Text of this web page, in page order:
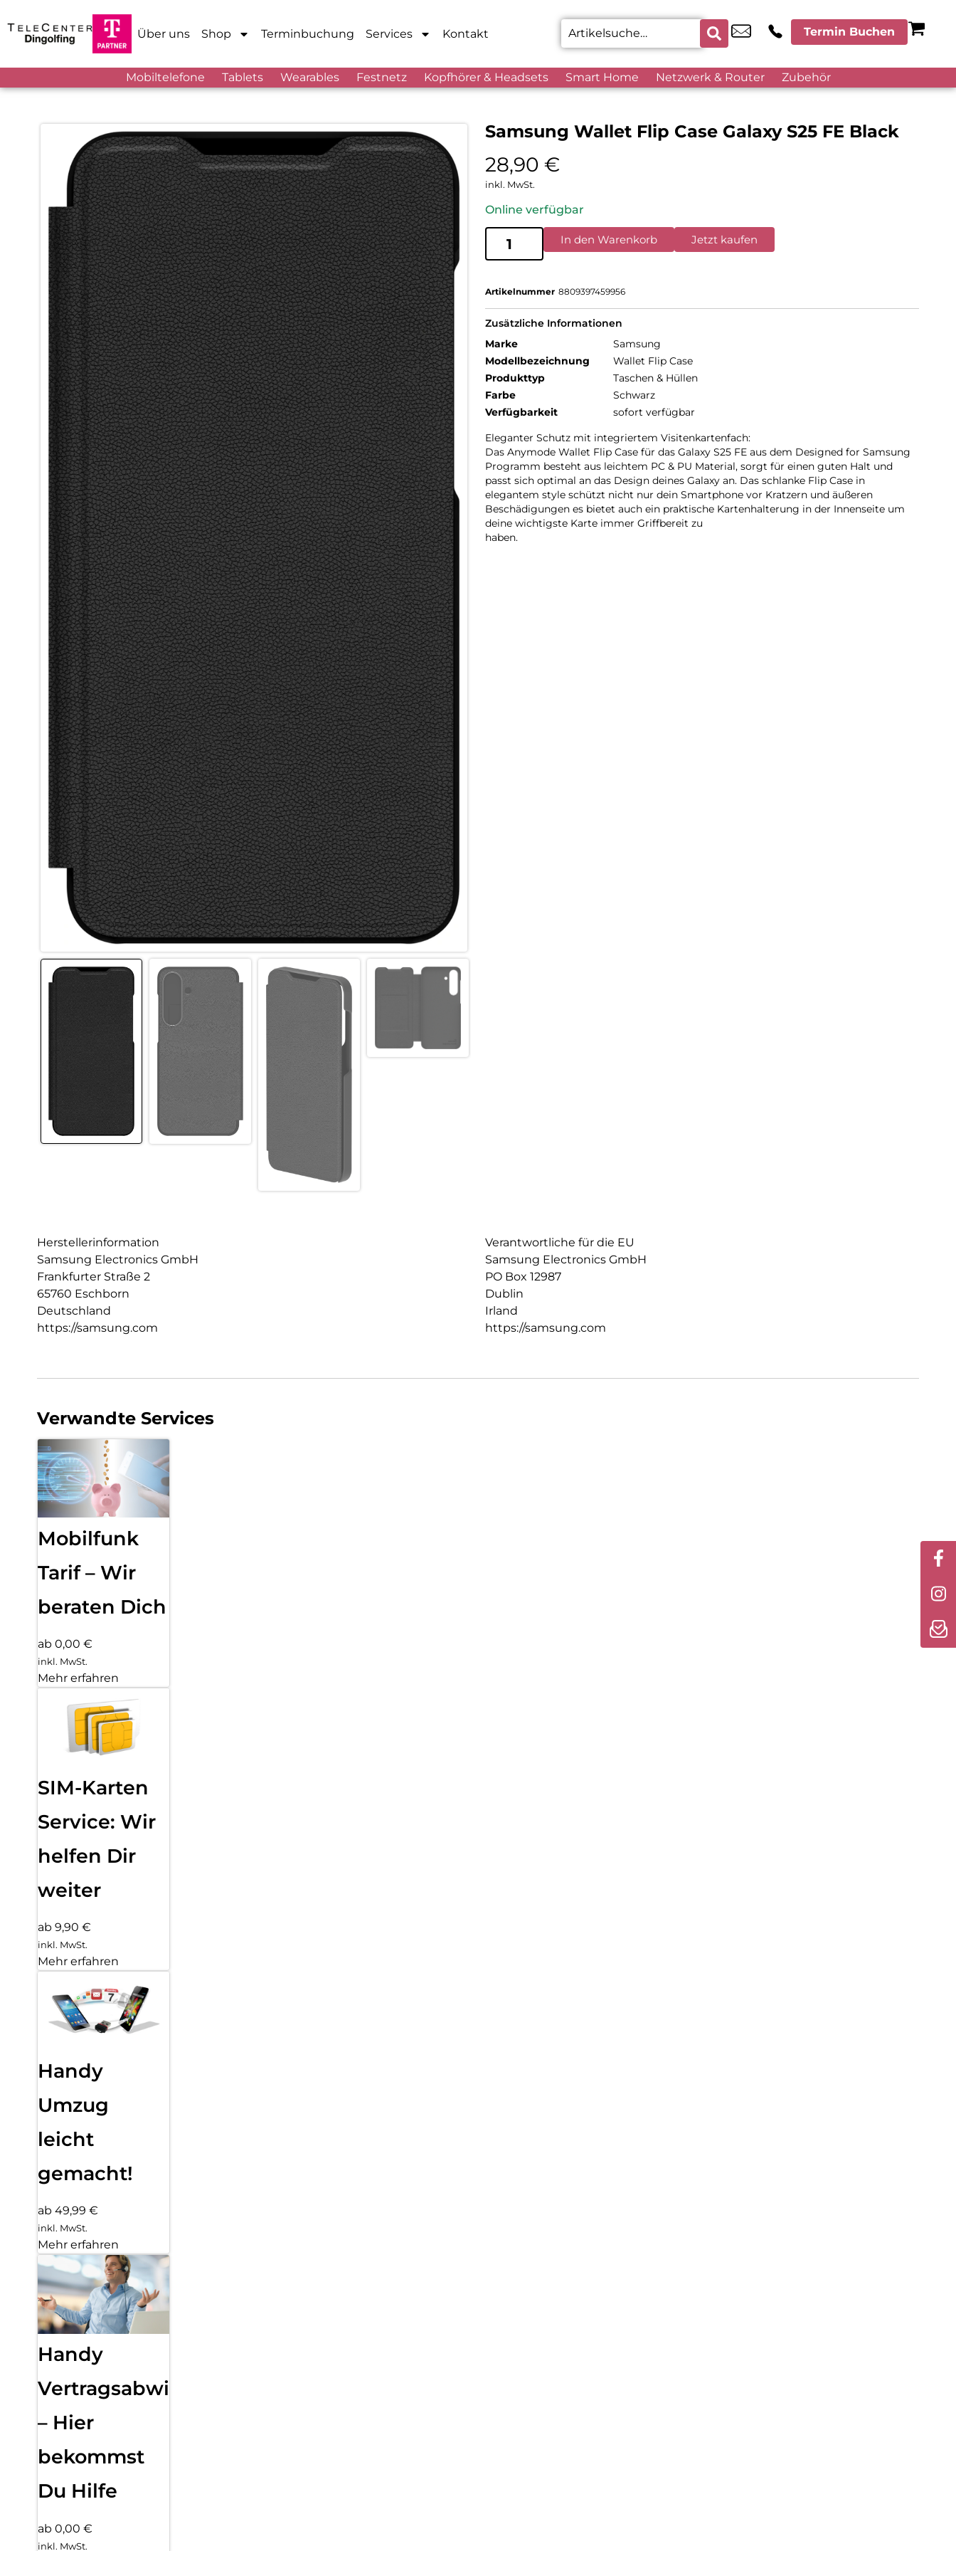
Über uns Shop Terminbuchung Services Kontakt Termin Buchen
Mobiltelefone Tablets Wearables Festnetz Kopfhörer & Headsets Smart Home Netzwerk & Router Zubehör
Samsung Wallet Flip Case Galaxy S25 FE Black
28,90 €
inkl. MwSt.
Online verfügbar
In den Warenkorb Jetzt kaufen
Artikelnummer 8809397459956
Zusätzliche Informationen
Marke
Samsung
Modellbezeichnung
Wallet Flip Case
Produkttyp
Taschen & Hüllen
Farbe
Schwarz
Verfügbarkeit
sofort verfügbar
Eleganter Schutz mit integriertem Visitenkartenfach:
Das Anymode Wallet Flip Case für das Galaxy S25 FE aus dem Designed for Samsung
Programm besteht aus leichtem PC & PU Material, sorgt für einen guten Halt und
passt sich optimal an das Design deines Galaxy an. Das schlanke Flip Case in
elegantem style schützt nicht nur dein Smartphone vor Kratzern und äußeren
Beschädigungen es bietet auch ein praktische Kartenhalterung in der Innenseite um
deine wichtigste Karte immer Griffbereit zu
haben.
Herstellerinformation
Samsung Electronics GmbH
Frankfurter Straße 2
65760 Eschborn
Deutschland
https://samsung.com
Verantwortliche für die EU
Samsung Electronics GmbH
PO Box 12987
Dublin
Irland
https://samsung.com
Verwandte Services
Mobilfunk
Tarif – Wir
beraten Dich
ab 0,00 €
inkl. MwSt.
Mehr erfahren
SIM-Karten
Service: Wir
helfen Dir
weiter
ab 9,90 €
inkl. MwSt.
Mehr erfahren
Handy
Umzug
leicht
gemacht!
ab 49,99 €
inkl. MwSt.
Mehr erfahren
Handy
Vertragsabwicklung
– Hier
bekommst
Du Hilfe
ab 0,00 €
inkl. MwSt.